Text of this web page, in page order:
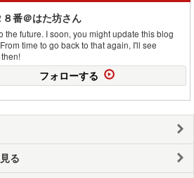
番＠はた坊さん
the future. I soon, you might update this blog
time to go back to that again, I'll see
フォローする
る